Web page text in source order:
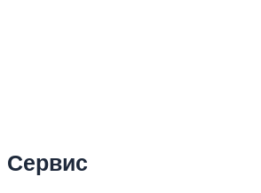
Сервис